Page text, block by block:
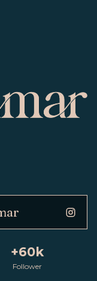
+60k
Follower